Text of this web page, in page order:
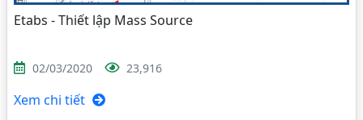
Etabs - Thiết lập Mass Source
02/03/2020 23,916
Xem chi tiết